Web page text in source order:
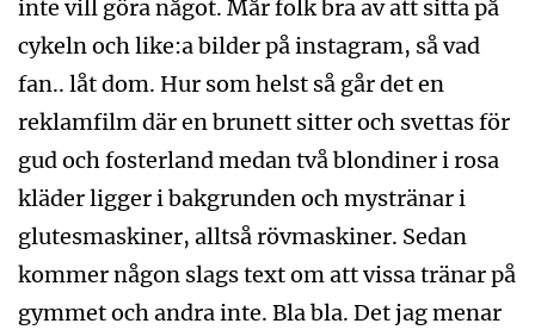
inte vill göra något. Mår folk bra av att sitta på
cykeln och like:a bilder på instagram, så vad
fan.. låt dom. Hur som helst så går det en
reklamfilm där en brunett sitter och svettas för
gud och fosterland medan två blondiner i rosa
kläder ligger i bakgrunden och mystränar i
glutesmaskiner, alltså rövmaskiner. Sedan
kommer någon slags text om att vissa tränar på
gymmet och andra inte. Bla bla. Det jag menar